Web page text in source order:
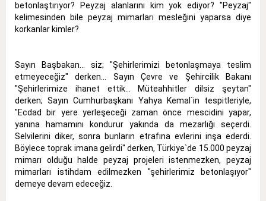
betonlaştırıyor? Peyzaj alanlarını kim yok ediyor? "Peyzaj"
kelimesinden bile peyzaj mimarları mesleğini yaparsa diye
korkanlar kimler?
Sayın Başbakan… siz; "Şehirlerimizi betonlaşmaya teslim
etmeyeceğiz" derken… Sayın Çevre ve Şehircilik Bakanı
"Şehirlerimize ihanet ettik… Müteahhitler dilsiz şeytan"
derken; Sayın Cumhurbaşkanı Yahya Kemal`in tespitleriyle,
"Ecdad bir yere yerleşeceği zaman önce mescidini yapar,
yanına hamamını kondurur yakında da mezarlığı seçerdi.
Selvilerini diker, sonra bunların etrafına evlerini inşa ederdi.
Böylece toprak imana gelirdi" derken, Türkiye`de 15.000 peyzaj
mimarı olduğu halde peyzaj projeleri istenmezken, peyzaj
mimarları istihdam edilmezken "şehirlerimiz betonlaşıyor"
demeye devam edeceğiz.